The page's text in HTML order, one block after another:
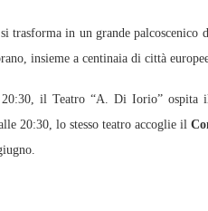
trasforma in un grande palcoscenico
insieme a centinaia di città
il Teatro “A. Di Iorio” ospita
20:30, lo stesso teatro accoglie il